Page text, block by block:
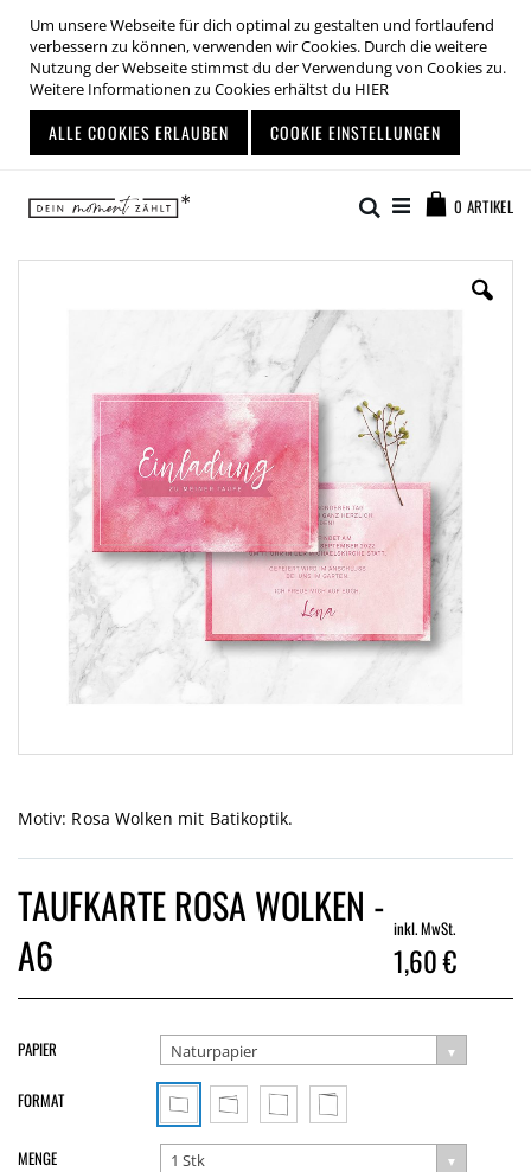
Um unsere Webseite für dich optimal zu gestalten und fortlaufend
verbessern zu können, verwenden wir Cookies. Durch die weitere
Nutzung der Webseite stimmst du der Verwendung von Cookies zu.
Weitere Informationen zu Cookies erhältst du HIER
ALLE COOKIES ERLAUBEN COOKIE EINSTELLUNGEN
Inhalt
springen
0 ARTIKEL
Suche
der
Bildgalerie
Motiv: Rosa Wolken mit Batikoptik.
TAUFKARTE ROSA WOLKEN -
A6
inkl. MwSt.
1,60 €
MENGE 1 Stk
PAPIER Naturpapier
FORMAT